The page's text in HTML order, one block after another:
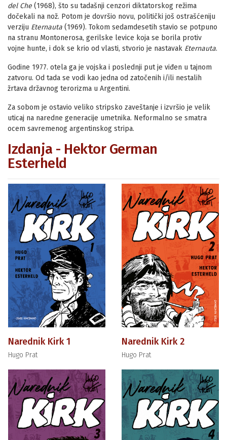
del Che (1968), što su tadašnji cenzori diktatorskog režima
dočekali na nož. Potom je dovršio novu, politički još ostrašćeniju
verziju Eternauta (1969). Tokom sedamdesetih stavio se potpuno
na stranu Montonerosa, gerilske levice koja se borila protiv
vojne hunte, i dok se krio od vlasti, stvorio je nastavak Eternauta.
Godine 1977. otela ga je vojska i poslednji put je viđen u tajnom
zatvoru. Od tada se vodi kao jedna od zatočenih i/ili nestalih
žrtava državnog terorizma u Argentini.
Za sobom je ostavio veliko stripsko zaveštanje i izvršio je velik
uticaj na naredne generacije umetnika. Neformalno se smatra
ocem savremenog argentinskog stripa.
Izdanja - Hektor German
Esterheld
Narednik Kirk 1
Hugo Prat
Narednik Kirk 2
Hugo Prat